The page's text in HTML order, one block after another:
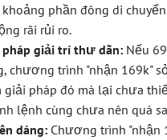
phần đông di
rãi rủi ro.
giải trí thư dãn: Nếu
chương trình "nhận 169k"
pháp đó mà lại chưa
lệnh cùng chưa nên quá
dáng: Chương trình "nhận